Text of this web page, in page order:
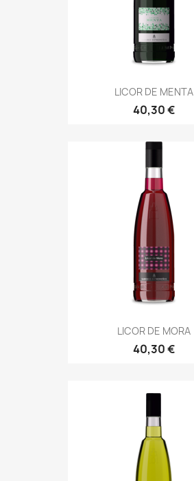
LICOR DE MENTA
40,30 €
LICOR DE MORA
40,30 €